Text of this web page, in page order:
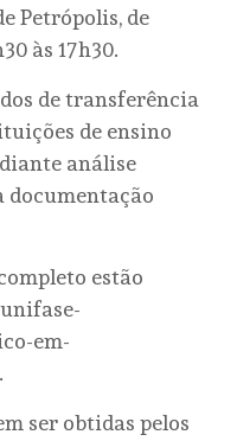
Petrópolis, de
às 17h30.
de transferência
de ensino
análise
documentação
estão
em-
ser obtidas pelos